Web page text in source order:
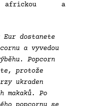
africkou a
Eur dostanete
a vyvedou
Popcorn
protože
ukraden
makaků. Po